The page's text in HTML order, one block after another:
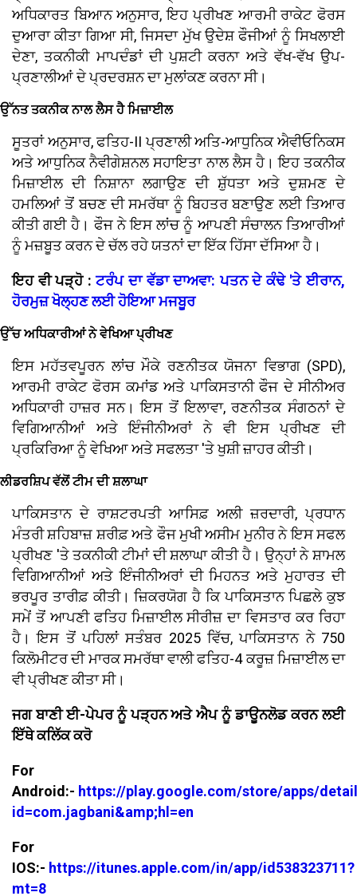
ਅਧਿਕਾਰਤ ਬਿਆਨ ਅਨੁਸਾਰ, ਇਹ ਪ੍ਰੀਖਣ ਆਰਮੀ ਰਾਕੇਟ ਫੋਰਸ
ਦੁਆਰਾ ਕੀਤਾ ਗਿਆ ਸੀ, ਜਿਸਦਾ ਮੁੱਖ ਉਦੇਸ਼ ਫੌਜੀਆਂ ਨੂੰ ਸਿਖਲਾਈ
ਦੇਣਾ, ਤਕਨੀਕੀ ਮਾਪਦੰਡਾਂ ਦੀ ਪੁਸ਼ਟੀ ਕਰਨਾ ਅਤੇ ਵੱਖ-ਵੱਖ ਉਪ-
ਪ੍ਰਣਾਲੀਆਂ ਦੇ ਪ੍ਰਦਰਸ਼ਨ ਦਾ ਮੁਲਾਂਕਣ ਕਰਨਾ ਸੀ।
ਉੱਨਤ ਤਕਨੀਕ ਨਾਲ ਲੈਸ ਹੈ ਮਿਜ਼ਾਈਲ
ਸੂਤਰਾਂ ਅਨੁਸਾਰ, ਫਤਿਹ-II ਪ੍ਰਣਾਲੀ ਅਤਿ-ਆਧੁਨਿਕ ਐਵੀਓਨਿਕਸ
ਅਤੇ ਆਧੁਨਿਕ ਨੈਵੀਗੇਸ਼ਨਲ ਸਹਾਇਤਾ ਨਾਲ ਲੈਸ ਹੈ। ਇਹ ਤਕਨੀਕ
ਮਿਜ਼ਾਈਲ ਦੀ ਨਿਸ਼ਾਨਾ ਲਗਾਉਣ ਦੀ ਸ਼ੁੱਧਤਾ ਅਤੇ ਦੁਸ਼ਮਣ ਦੇ
ਹਮਲਿਆਂ ਤੋਂ ਬਚਣ ਦੀ ਸਮਰੱਥਾ ਨੂੰ ਬਿਹਤਰ ਬਣਾਉਣ ਲਈ ਤਿਆਰ
ਕੀਤੀ ਗਈ ਹੈ। ਫੌਜ ਨੇ ਇਸ ਲਾਂਚ ਨੂੰ ਆਪਣੀ ਸੰਚਾਲਨ ਤਿਆਰੀਆਂ
ਨੂੰ ਮਜ਼ਬੂਤ ਕਰਨ ਦੇ ਚੱਲ ਰਹੇ ਯਤਨਾਂ ਦਾ ਇੱਕ ਹਿੱਸਾ ਦੱਸਿਆ ਹੈ।
ਇਹ ਵੀ ਪੜ੍ਹੋ : ਟਰੰਪ ਦਾ ਵੱਡਾ ਦਾਅਵਾ: ਪਤਨ ਦੇ ਕੰਢੇ 'ਤੇ ਈਰਾਨ,
ਹੋਰਮੁਜ਼ ਖੋਲ੍ਹਣ ਲਈ ਹੋਇਆ ਮਜਬੂਰ
ਉੱਚ ਅਧਿਕਾਰੀਆਂ ਨੇ ਵੇਖਿਆ ਪ੍ਰੀਖਣ
ਇਸ ਮਹੱਤਵਪੂਰਨ ਲਾਂਚ ਮੌਕੇ ਰਣਨੀਤਕ ਯੋਜਨਾ ਵਿਭਾਗ (SPD),
ਆਰਮੀ ਰਾਕੇਟ ਫੋਰਸ ਕਮਾਂਡ ਅਤੇ ਪਾਕਿਸਤਾਨੀ ਫੌਜ ਦੇ ਸੀਨੀਅਰ
ਅਧਿਕਾਰੀ ਹਾਜ਼ਰ ਸਨ। ਇਸ ਤੋਂ ਇਲਾਵਾ, ਰਣਨੀਤਕ ਸੰਗਠਨਾਂ ਦੇ
ਵਿਗਿਆਨੀਆਂ ਅਤੇ ਇੰਜੀਨੀਅਰਾਂ ਨੇ ਵੀ ਇਸ ਪ੍ਰੀਖਣ ਦੀ
ਪ੍ਰਕਿਰਿਆ ਨੂੰ ਵੇਖਿਆ ਅਤੇ ਸਫਲਤਾ 'ਤੇ ਖੁਸ਼ੀ ਜ਼ਾਹਰ ਕੀਤੀ।
ਲੀਡਰਸ਼ਿਪ ਵੱਲੋਂ ਟੀਮ ਦੀ ਸ਼ਲਾਘਾ
ਪਾਕਿਸਤਾਨ ਦੇ ਰਾਸ਼ਟਰਪਤੀ ਆਸਿਫ਼ ਅਲੀ ਜ਼ਰਦਾਰੀ, ਪ੍ਰਧਾਨ
ਮੰਤਰੀ ਸ਼ਹਿਬਾਜ਼ ਸ਼ਰੀਫ਼ ਅਤੇ ਫੌਜ ਮੁਖੀ ਅਸੀਮ ਮੁਨੀਰ ਨੇ ਇਸ ਸਫਲ
ਪ੍ਰੀਖਣ 'ਤੇ ਤਕਨੀਕੀ ਟੀਮਾਂ ਦੀ ਸ਼ਲਾਘਾ ਕੀਤੀ ਹੈ। ਉਨ੍ਹਾਂ ਨੇ ਸ਼ਾਮਲ
ਵਿਗਿਆਨੀਆਂ ਅਤੇ ਇੰਜੀਨੀਅਰਾਂ ਦੀ ਮਿਹਨਤ ਅਤੇ ਮੁਹਾਰਤ ਦੀ
ਭਰਪੂਰ ਤਾਰੀਫ਼ ਕੀਤੀ। ਜ਼ਿਕਰਯੋਗ ਹੈ ਕਿ ਪਾਕਿਸਤਾਨ ਪਿਛਲੇ ਕੁਝ
ਸਮੇਂ ਤੋਂ ਆਪਣੀ ਫਤਿਹ ਮਿਜ਼ਾਈਲ ਸੀਰੀਜ਼ ਦਾ ਵਿਸਤਾਰ ਕਰ ਰਿਹਾ
ਹੈ। ਇਸ ਤੋਂ ਪਹਿਲਾਂ ਸਤੰਬਰ 2025 ਵਿੱਚ, ਪਾਕਿਸਤਾਨ ਨੇ 750
ਕਿਲੋਮੀਟਰ ਦੀ ਮਾਰਕ ਸਮਰੱਥਾ ਵਾਲੀ ਫਤਿਹ-4 ਕਰੂਜ਼ ਮਿਜ਼ਾਈਲ ਦਾ
ਵੀ ਪ੍ਰੀਖਣ ਕੀਤਾ ਸੀ।
ਜਗ ਬਾਣੀ ਈ-ਪੇਪਰ ਨੂੰ ਪੜ੍ਹਨ ਅਤੇ ਐਪ ਨੂੰ ਡਾਊਨਲੋਡ ਕਰਨ ਲਈ
ਇੱਥੇ ਕਲਿੱਕ ਕਰੋ
For
Android:- https://play.google.com/store/apps/
id=com.jagbani&amp;hl=en
For
IOS:- https://itunes.apple.com/in/app/id538323711?
mt=8